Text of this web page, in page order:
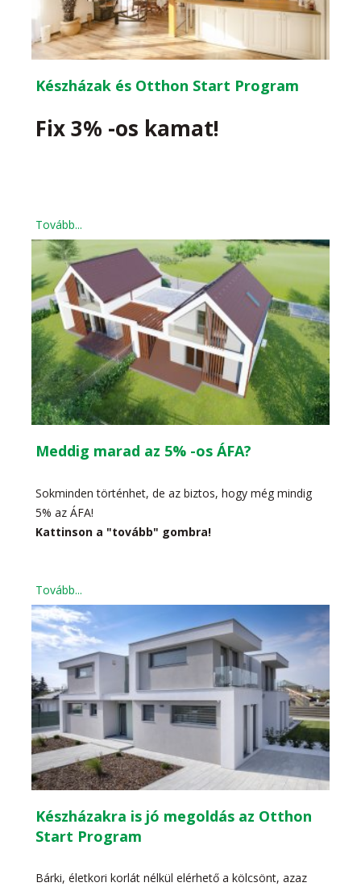
Készházak és Otthon Start Program
Fix 3% -os kamat!
Tovább...
Meddig marad az 5% -os ÁFA?
Sokminden történhet, de az biztos, hogy még mindig
5% az ÁFA!
Kattinson a "tovább" gombra!
Tovább...
Készházakra is jó megoldás az Otthon
Start Program
Bárki, életkori korlát nélkül elérhető a kölcsönt, azaz